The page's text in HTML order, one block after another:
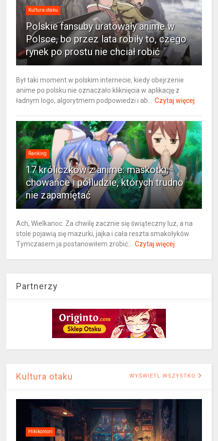
Kultura otaku
Polskie fansuby uratowały anime w
Polsce, bo przez lata robiły to, czego
rynek po prostu nie chciał robić
Był taki moment w polskim internecie, kiedy obejrzenie
anime po polsku nie oznaczało kliknięcia w aplikację z
ładnym logo, algorytmem podpowiedzi i ab...
Czytaj więcej
Ranking
17 króliczków z anime: maskotki,
chowańce i półludzie, których trudno
nie zapamiętać
Ach, Wielkanoc. Za chwilę zacznie się świąteczny luz, a na
stole pojawią się mazurki, jajka i cała reszta smakołyków.
Tymczasem ja postanowiłem zrobić...
Czytaj więcej
Partnerzy
Kultura otaku WYŚWIETL WSZYSTKO
Hikikomori